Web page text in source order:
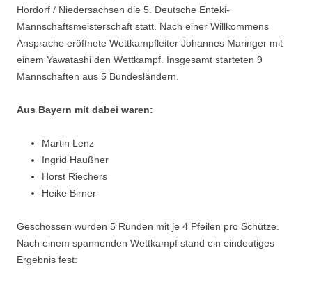
Hordorf / Niedersachsen die 5. Deutsche Enteki-
Mannschaftsmeisterschaft statt. Nach einer Willkommens
Ansprache eröffnete Wettkampfleiter Johannes Maringer mit
einem Yawatashi den Wettkampf. Insgesamt starteten 9
Mannschaften aus 5 Bundesländern.
Aus Bayern mit dabei waren:
Martin Lenz
Ingrid Haußner
Horst Riechers
Heike Birner
Geschossen wurden 5 Runden mit je 4 Pfeilen pro Schütze.
Nach einem spannenden Wettkampf stand ein eindeutiges
Ergebnis fest: